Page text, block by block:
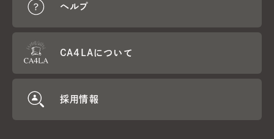
ヘルプ
CA4LAについて
採用情報